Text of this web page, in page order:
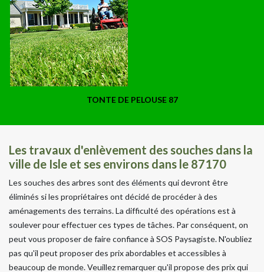
TONTE DE PELOUSE 87
Les travaux d'enlèvement des souches dans la
ville de Isle et ses environs dans le 87170
Les souches des arbres sont des éléments qui devront être
éliminés si les propriétaires ont décidé de procéder à des
aménagements des terrains. La difficulté des opérations est à
soulever pour effectuer ces types de tâches. Par conséquent, on
peut vous proposer de faire confiance à SOS Paysagiste. N'oubliez
pas qu'il peut proposer des prix abordables et accessibles à
beaucoup de monde. Veuillez remarquer qu'il propose des prix qui